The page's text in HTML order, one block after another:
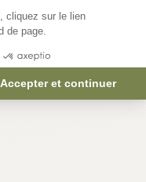
cliquez sur le lien
de page.
Accepter et continuer